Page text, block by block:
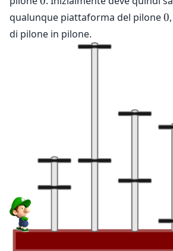
qualunque piattaforma del pilone0
0
di pilone in pilone.